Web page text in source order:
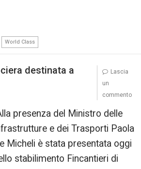
World Class
destinata a
presenza del Ministro delle
e dei Trasporti Paola
Micheli è stata presentata oggi
stabilimento Fincantieri di
Lascia
un
commento